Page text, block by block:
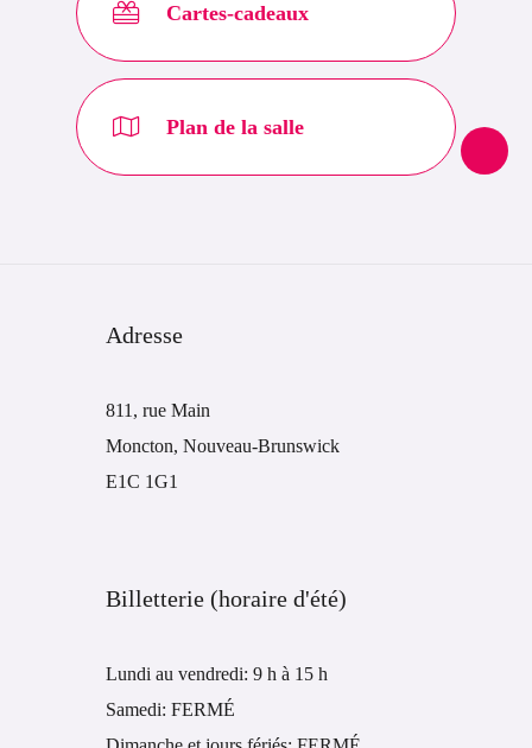
Cartes-cadeaux
Plan de la salle
Adresse
811, rue Main
Moncton, Nouveau-Brunswick
E1C 1G1
Billetterie (horaire d'été)
Lundi au vendredi: 9 h à 15 h
Samedi: FERMÉ